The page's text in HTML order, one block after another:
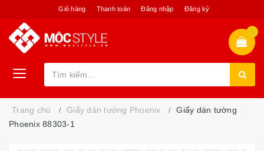
Giỏ hàng Thanh toán Đăng nhập Đăng ký
Trang chủ Giấy dán tường Phoenix
Giấy dán tường
Phoenix 88303-1